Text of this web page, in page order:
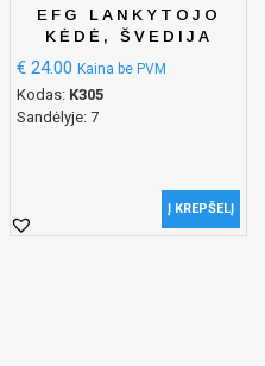
EFG LANKYTOJO
KĖDĖ, ŠVEDIJA
€ 24.00 Kaina be PVM
Kodas: K305
Sandėlyje: 7
Į KREPŠELĮ